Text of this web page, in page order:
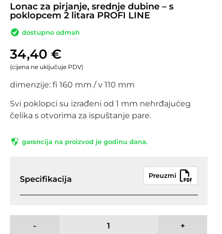
Lonac za pirjanje, srednje dubine – s
poklopcem 2 litara PROFI LINE
dostupno odmah
34,40 €
(cijena ne uključuje PDV)
dimenzije: fi 160 mm / v 110 mm
Svi poklopci su izrađeni od 1 mm nehrđajućeg
čelika s otvorima za ispuštanje pare.
garancija na proizvod je godinu dana.
Specifikacija Preuzmi
- +